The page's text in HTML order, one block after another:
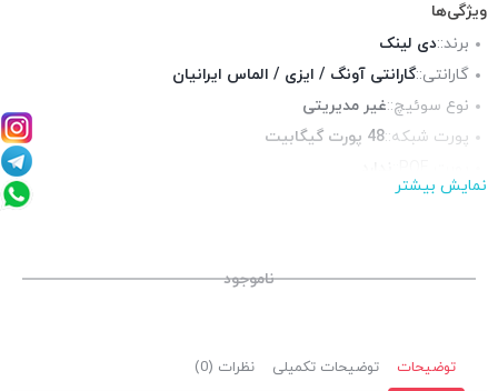
ویژگی‌ها
برند::دی لینک
گارانتی::گارانتی آونگ / ایزی / الماس ایرانیان
نوع سوئیچ::غیر مدیریتی
پورت شبکه::48 پورت گیگابیت
چراغ LED وضعیت::
نمایش بیشتر
ناموجود
توضیحات توضیحات تکمیلی نظرات (0)